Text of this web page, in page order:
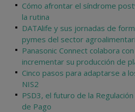
Cómo afrontar el síndrome
la rutina
DATAlife y sus jornadas de
pymes del sector
Panasonic Connect colabora
incrementar su producción de
Cinco pasos para adaptarse a
NIS2
PSD3, el futuro de la
de Pago